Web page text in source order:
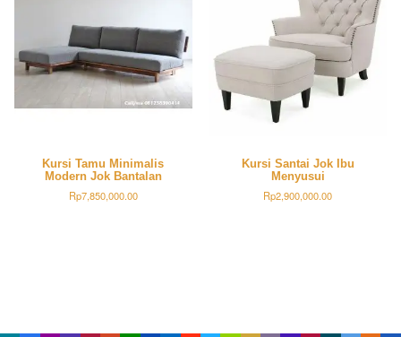
Kursi Tamu Minimalis
Modern Jok Bantalan
Rp7,850,000.00
Kursi Santai Jok Ibu
Menyusui
Rp2,900,000.00